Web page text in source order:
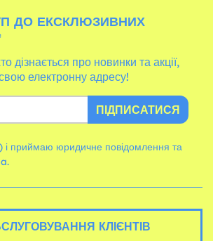
ДО ЕКСКЛЮЗИВНИХ
дізнається про новинки та акції,
електронну адресу!
ПІДПИСАТИСЯ
і приймаю юридичне повідомлення та
КЛІЄНТІВ